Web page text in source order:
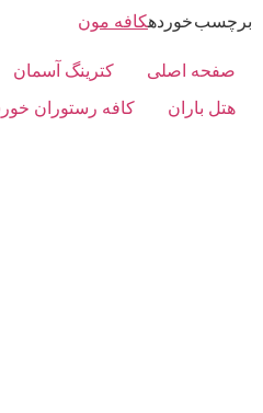
برچسب خوردهکافه مون
صفحه اصلی کترینگ آسمان
هتل باران
کافه رستوران